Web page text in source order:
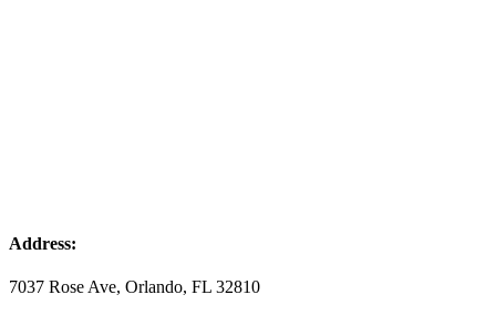
Address:
7037 Rose Ave, Orlando, FL 32810